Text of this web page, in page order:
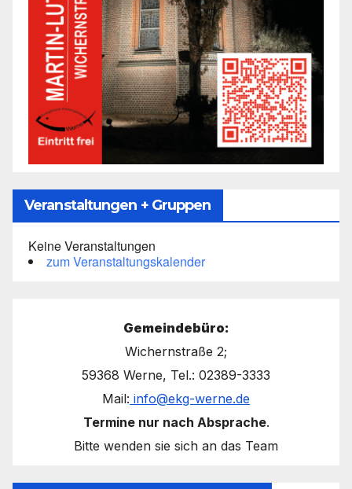
Veranstaltungen + Gruppen
Keine Veranstaltungen
zum Veranstaltungskalender
Gemeindebüro:
Wichernstraße 2;
59368 Werne, Tel.: 02389-3333
Mail: info@ekg-werne.de
Termine nur nach Absprache.
Bitte wenden sie sich an das Team